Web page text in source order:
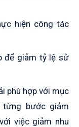
hiện công tác
để giảm tỷ lệ sử
phù hợp với mục
bước giảm
việc giảm nhu